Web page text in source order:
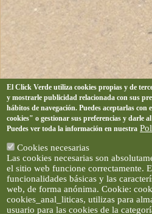
El Click Verde utiliza cookies propias y de
y mostrarle publicidad relacionada con sus
hábitos de navegación. Puedes aceptarlas
cookies" o gestionar sus preferencias y darle
Puedes ver toda la información en nuestra
Cookies necesarias
Las cookies necesarias son
el sitio web funcione correctamente.
funcionalidades básicas y las
web, de forma anónima. Cookie:
cookies_anal_liticas, utilizas para
usuario para las cookies de la